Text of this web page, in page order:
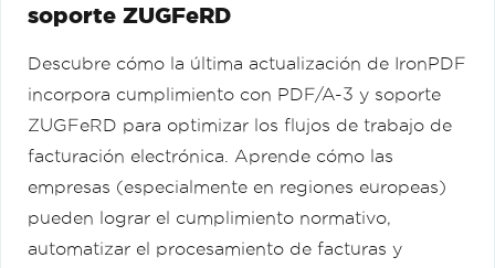
soporte ZUGFeRD
Descubre cómo la última actualización de IronPDF
incorpora cumplimiento con PDF/A-3 y soporte
ZUGFeRD para optimizar los flujos de trabajo de
facturación electrónica. Aprende cómo las
empresas (especialmente en regiones europeas)
pueden lograr el cumplimiento normativo,
automatizar el procesamiento de facturas y